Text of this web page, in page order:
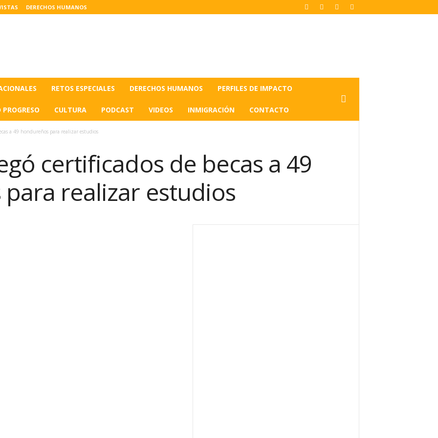
DERECHOS HUMANOS
RETOS ESPECIALES DERECHOS HUMANOS PERFILES DE IMPACTO
PROGRESO CULTURA PODCAST VIDEOS INMIGRACIÓN CONTACTO
a 49 hondureños para realizar estudios
certificados de becas a 49
realizar estudios